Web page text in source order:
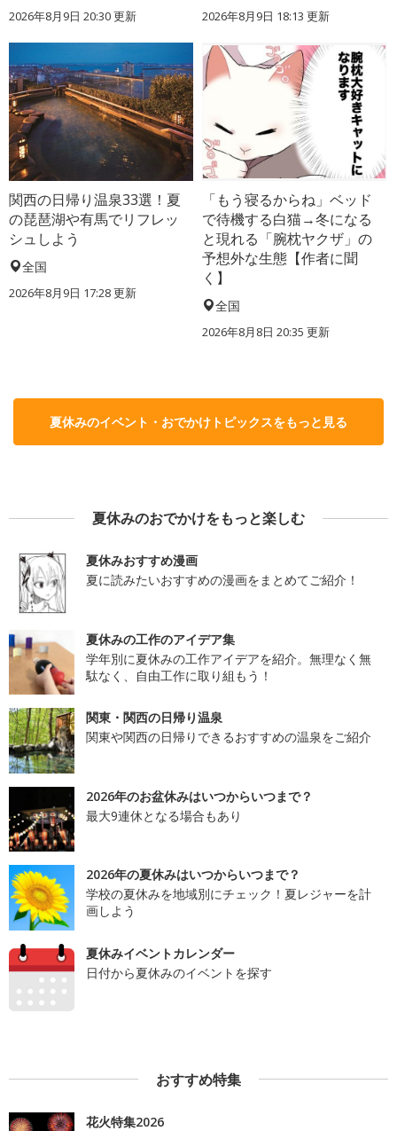
2026年8月9日 20:30更新 2026年8月9日 18:13 更新
関西の日帰り温泉33選！夏
の琵琶湖や有馬でリフレッ
シュしよう
全国
2026年8月9日 17:28更新
「もう寝るからね」ベッド
で待機する白猫→冬になる
と現れる「腕枕ヤクザ」の
予想外な生態【作者に聞
く】
全国
2026年8月8日 20:35 更新
夏休みのイベント・おでかけトピックスをもっと見る
夏休みのおでかけをもっと楽しむ
夏休みおすすめ漫画
夏に読みたいおすすめの漫画をまとめてご紹介！
夏休みの工作のアイデア集
学年別に夏休みの工作アイデアを紹介。無理なく無
駄なく、自由工作に取り組もう！
関東・関西の日帰り温泉
関東や関西の日帰りできるおすすめの温泉をご紹介
2026年のお盆休みはいつからいつまで？
最大9連休となる場合もあり
2026年の夏休みはいつからいつまで？
学校の夏休みを地域別にチェック！夏レジャーを計
画しよう
夏休みイベントカレンダー
日付から夏休みのイベントを探す
おすすめ特集
花火特集2026